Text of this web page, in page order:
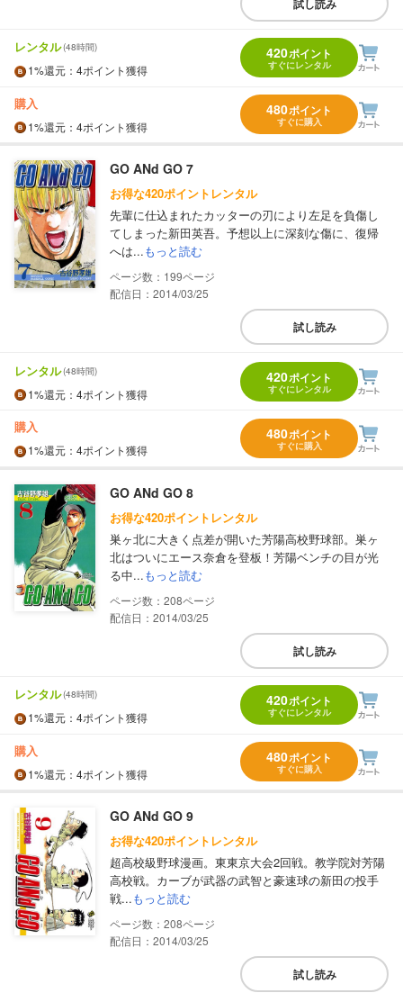
レンタル(48時間)
1%還元 ：4ポイント獲得
420ポイント
すぐにレンタル
購入
1%還元 ：4ポイント獲得
480ポイント
すぐに購入
GO ANd GO 7
お得な420ポイントレンタル
先輩に仕込まれたカッターの刃により左足を負傷し
てしまった新田英吾。予想以上に深刻な傷に、復帰
へは...もっと読む
199
配信日：2014/03/25
試し読み
レンタル(48時間)
1%還元 ：4ポイント獲得
420ポイント
すぐにレンタル
購入
1%還元 ：4ポイント獲得
480ポイント
すぐに購入
GO ANd GO 8
お得な420ポイントレンタル
巣ヶ北に大きく点差が開いた芳陽高校野球部。巣ヶ
北はついにエース奈倉を登板！芳陽ベンチの目が光
る中...もっと読む
208
配信日：2014/03/25
試し読み
レンタル(48時間)
1%還元 ：4ポイント獲得
420ポイント
すぐにレンタル
購入
1%還元 ：4ポイント獲得
480ポイント
すぐに購入
GO ANd GO 9
お得な420ポイントレンタル
超高校級野球漫画。東東京大会2回戦。教学院対芳陽
高校戦。カーブが武器の武智と豪速球の新田の投手
戦...もっと読む
208
配信日：2014/03/25
試し読み